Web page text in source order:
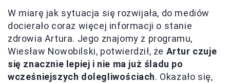
W miarę jak sytuacja się rozwijała, do mediów
docierało coraz więcej informacji o stanie
zdrowia Artura. Jego znajomy z programu,
Wiesław Nowobilski, potwierdził, że Artur czuje
się znacznie lepiej i nie ma już śladu po
wcześniejszych dolegliwościach. Okazało się,